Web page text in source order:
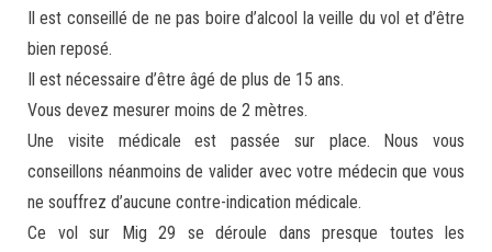
Il est conseillé de ne pas boire d’alcool la veille du vol et d’être
bien reposé.
Il est nécessaire d’être âgé de plus de 15 ans.
Vous devez mesurer moins de 2 mètres.
Une visite médicale est passée sur place. Nous vous
conseillons néanmoins de valider avec votre médecin que vous
ne souffrez d’aucune contre-indication médicale.
Ce vol sur Mig 29 se déroule dans presque toutes les